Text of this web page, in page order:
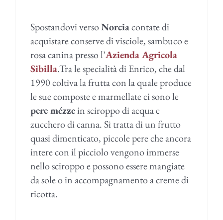
Spostandovi versoNorciacontate di
acquistare conserve di visciole, sambuco e
rosa canina presso l’Azienda Agricola
Sibilla.Tra le specialità di Enrico, che dal
1990 coltiva la frutta con la quale produce
le sue composte e marmellate ci sono le
pere mézzein sciroppo di acqua e
zucchero di canna. Si tratta di un frutto
quasi dimenticato, piccole pere che ancora
intere con il picciolo vengono immerse
nello sciroppo e possono essere mangiate
da sole o in accompagnamento a creme di
ricotta.